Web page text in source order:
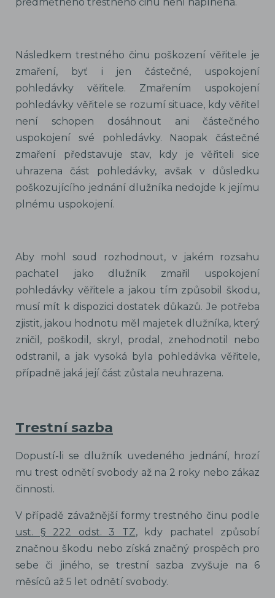
Následkem trestného činu poškození věřitele je
zmaření, byť i jen částečné, uspokojení
pohledávky věřitele. Zmařením uspokojení
pohledávky věřitele se rozumí situace, kdy věřitel
není schopen dosáhnout ani částečného
uspokojení své pohledávky. Naopak částečné
zmaření představuje stav, kdy je věřiteli sice
uhrazena část pohledávky, avšak v důsledku
poškozujícího jednání dlužníka nedojde k jejímu
plnému uspokojení.
Aby mohl soud rozhodnout, v jakém rozsahu
pachatel jako dlužník zmařil uspokojení
pohledávky věřitele a jakou tím způsobil škodu,
musí mít k dispozici dostatek důkazů. Je potřeba
zjistit, jakou hodnotu měl majetek dlužníka, který
zničil, poškodil, skryl, prodal, znehodnotil nebo
odstranil, a jak vysoká byla pohledávka věřitele,
případně jaká její část zůstala neuhrazena.
Trestní sazba
Dopustí-li se dlužník uvedeného jednání, hrozí
mu trest odnětí svobody až na 2 roky nebo zákaz
činnosti.
V případě závažnější formy trestného činu podle
ust. § 222 odst. 3 TZ, kdy pachatel způsobí
značnou škodu nebo získá značný prospěch pro
sebe či jiného, se trestní sazba zvyšuje na 6
měsíců až 5 let odnětí svobody.